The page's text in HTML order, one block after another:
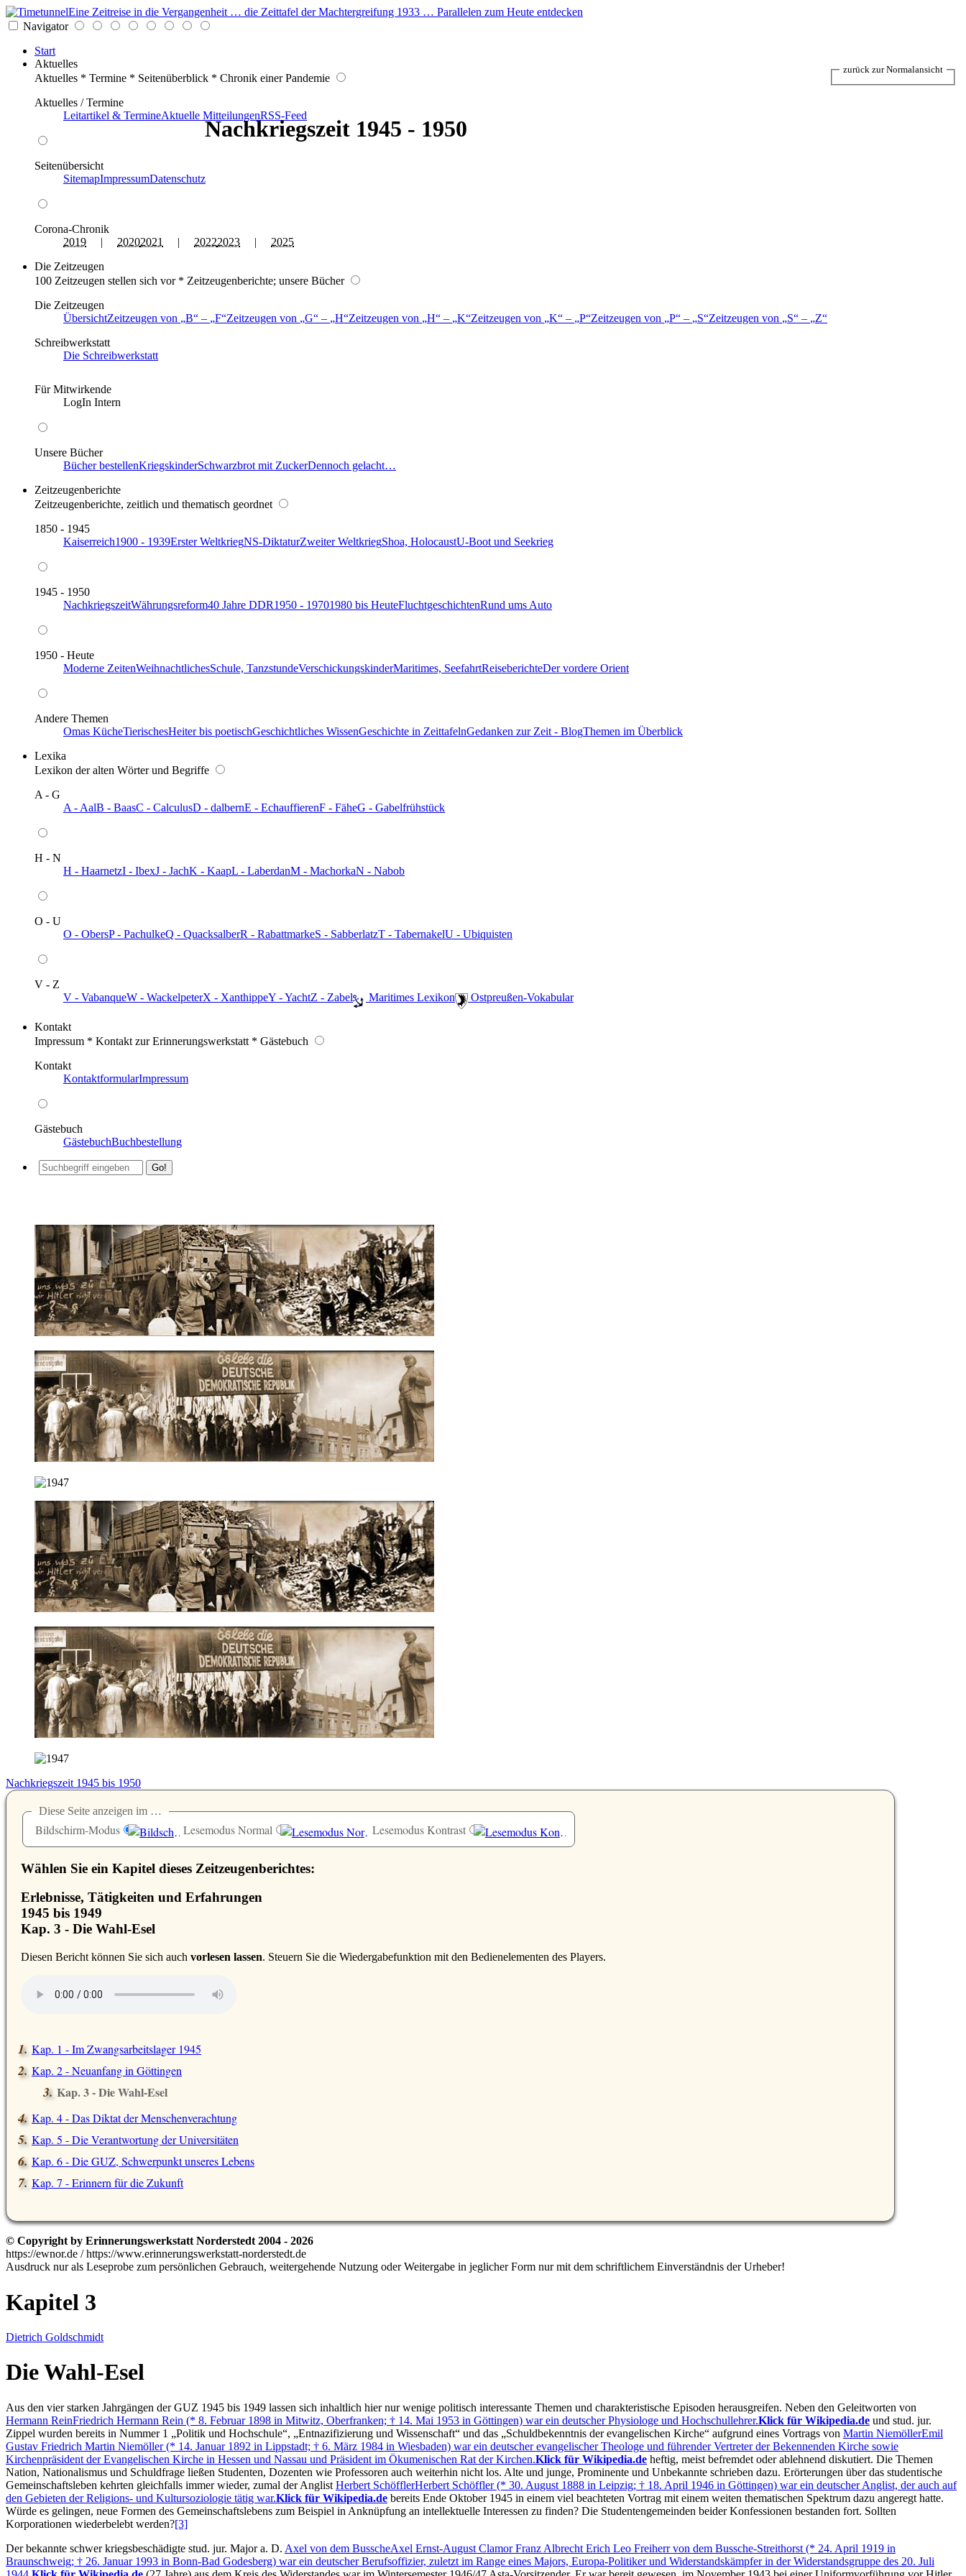
Eine Zeitreise in die Vergangenheit … die Zeittafel der Machtergreifung 1933 … Parallelen zum Heute entdecken
Navigator
Start
Aktuelles
Aktuelles * Termine * Seitenüberblick * Chronik einer Pandemie
Aktuelles / Termine
Leitartikel & TermineAktuelle MitteilungenRSS-Feed
Seitenübersicht
SitemapImpressumDatenschutz
Corona-Chronik
2019 | 20202021 | 20222023 | 2025
Die Zeitzeugen
100 Zeitzeugen stellen sich vor * Zeitzeugenberichte; unsere Bücher
Die Zeitzeugen
ÜbersichtZeitzeugen von B – F Zeitzeugen von G – H Zeitzeugen von H – K Zeitzeugen von K – P Zeitzeugen von P – S Zeitzeugen von S –
Z
Schreibwerkstatt
Die Schreibwerkstatt
Für Mitwirkende
LogIn Intern
Unsere Bücher
Bücher bestellenKriegskinderSchwarzbrot mit ZuckerDennoch gelacht…
Zeitzeugenberichte
Zeitzeugenberichte, zeitlich und thematisch geordnet
1850 - 1945
Kaiserreich1900 - 1939Erster WeltkriegNS-DiktaturZweiter WeltkriegShoa, HolocaustU-Boot und Seekrieg
1945 - 1950
NachkriegszeitWährungsreform40 Jahre DDR1950 - 19701980 bis HeuteFluchtgeschichtenRund ums Auto
1950 - Heute
Moderne ZeitenWeihnachtlichesSchule, TanzstundeVerschickungskinderMaritimes, SeefahrtReiseberichteDer vordere Orient
Andere Themen
Omas KücheTierischesHeiter bis poetischGeschichtliches WissenGeschichte in ZeittafelnGedanken zur Zeit - BlogThemen im Überblick
Lexika
Lexikon der alten Wörter und Begriffe
A - G
A - AalB - BaasC - CalculusD - dalbernE - EchauffierenF - FäheG - Gabelfrühstück
H - N
H - HaarnetzI - IbexJ - JachK - KaapL - LaberdanM - MachorkaN - Nabob
O - U
O - ObersP - PachulkeQ - QuacksalberR - RabattmarkeS - SabberlatzT - TabernakelU - Ubiquisten
V - Z
V - VabanqueW - WackelpeterX - XanthippeY - YachtZ - Zabel ️ Maritimes Lexikon ️ Ostpreußen-Vokabular
Kontakt
Impressum * Kontakt zur Erinnerungswerkstatt * Gästebuch
Kontakt
KontaktformularImpressum
Gästebuch
GästebuchBuchbestellung
Nachkriegszeit 1945 - 1950
Nachkriegszeit 1945 bis 1950
Diese Seite anzeigen im …
Bildschirm-Modus Lesemodus Normal Lesemodus Kontrast
Wählen Sie ein Kapitel dieses Zeitzeugenberichtes:
Erlebnisse, Tätigkeiten und Erfahrungen
1945 bis 1949
Kap. 3 - Die Wahl-Esel
Diesen Bericht können Sie sich auch vorlesen lassen. Steuern Sie die Wiedergabefunktion mit den Bedienelementen des Players.
Kap. 1 - Im Zwangsarbeitslager 1945
Kap. 2 - Neuanfang in Göttingen
Kap. 3 - Die Wahl-Esel
Kap. 4 - Das Diktat der Menschenverachtung
Kap. 5 - Die Verantwortung der Universitäten
Kap. 6 - Die GUZ, Schwerpunkt unseres Lebens
Kap. 7 - Erinnern für die Zukunft
© Copyright by Erinnerungswerkstatt Norderstedt 2004 - 2026
https://ewnor.de / https://www.erinnerungswerkstatt-norderstedt.de
Ausdruck nur als Leseprobe zum persönlichen Gebrauch, weitergehende Nutzung oder Weitergabe in jeglicher Form nur mit dem schriftlichem Einverständnis der Urheber!
zurück zur Normalansicht
Kapitel 3
Dietrich Goldschmidt
Die Wahl-Esel
Aus den vier starken Jahrgängen der GUZ 1945 bis 1949 lassen sich inhaltlich hier nur wenige politisch interessante Themen und charakteristische Episoden herausgreifen. Neben den Geleitworten von
Hermann ReinFriedrich Hermann Rein (* 8. Februar 1898 in Mitwitz, Oberfranken; † 14. Mai 1953 in Göttingen) war ein deutscher Physiologe und Hochschullehrer.Klick für Wikipedia.de und stud. jur.
Zippel wurden bereits in Nummer 1
Politik und Hochschule , Entnazifizierung und Wissenschaft und das Schuldbekenntnis der evangelischen Kirche aufgrund eines Vortrags von Martin NiemöllerEmil
Gustav Friedrich Martin Niemöller (* 14. Januar 1892 in Lippstadt; † 6. März 1984 in Wiesbaden) war ein deutscher evangelischer Theologe und führender Vertreter der Bekennenden Kirche sowie
Kirchenpräsident der Evangelischen Kirche in Hessen und Nassau und Präsident im Ökumenischen Rat der Kirchen.Klick für Wikipedia.de heftig, meist befremdet oder ablehnend diskutiert. Die Themen
Nation, Nationalismus und Schuldfrage ließen Studenten, Dozenten wie Professoren auch weiterhin nicht los. Alte und junge, Prominente und Unbekannte schrieben dazu. Erörterungen über das studentische
Gemeinschaftsleben kehrten gleichfalls immer wieder, zumal der Anglist Herbert SchöfflerHerbert Schöffler (* 30. August 1888 in Leipzig; † 18. April 1946 in Göttingen) war ein deutscher Anglist, der auch auf
den Gebieten der Religions- und Kultursoziologie tätig war.Klick für Wikipedia.de bereits Ende Oktober 1945 in einem viel beachteten Vortrag mit einem weiten thematischen Spektrum dazu angeregt hatte.
Würde es gelingen, neue Formen des Gemeinschaftslebens zum Beispiel in Anknüpfung an intellektuelle Interessen zu finden? Die Studentengemeinden beider Konfessionen bestanden fort. Sollten
Korporationen wiederbelebt werden?[3]
Der bekannte schwer kriegsbeschädigte stud. jur. Major a. D. Axel von dem BusscheAxel Ernst-August Clamor Franz Albrecht Erich Leo Freiherr von dem Bussche-Streithorst (* 24. April 1919 in
Braunschweig; † 26. Januar 1993 in Bonn-Bad Godesberg) war ein deutscher Berufsoffizier, zuletzt im Range eines Majors, Europa-Politiker und Widerstandskämpfer in der Widerstandsgruppe des 20. Juli